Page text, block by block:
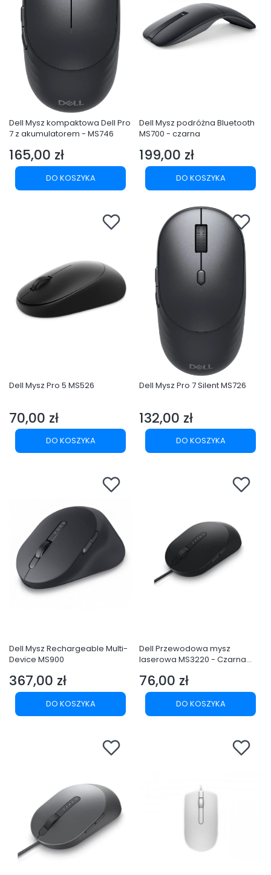
Dell Mysz kompaktowa Dell Pro
7 z akumulatorem - MS746
Cena
165,00 zł
DO KOSZYKA
Dell Mysz podróżna Bluetooth
MS700 - czarna
Cena
199,00 zł
DO KOSZYKA
Dell Mysz Pro 5 MS526
Cena
70,00 zł
DO KOSZYKA
Dell Mysz Pro 7 Silent MS726
Cena
132,00 zł
DO KOSZYKA
Dell Mysz Rechargeable Multi-
Device MS900
Cena
367,00 zł
DO KOSZYKA
Dell Przewodowa mysz
laserowa MS3220 - Czarna
Cena
76,00 zł
DO KOSZYKA